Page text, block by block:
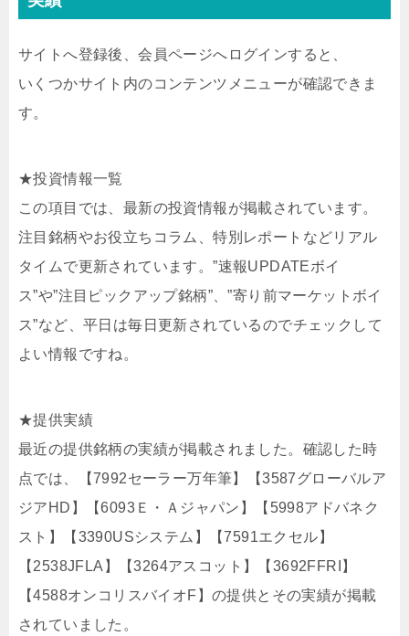
サイトへ登録後、会員ページへログインすると、
いくつかサイト内のコンテンツメニューが確認できま
す。
★投資情報一覧
この項目では、最新の投資情報が掲載されています。
注目銘柄やお役立ちコラム、特別レポートなどリアル
タイムで更新されています。”速報UPDATEボイ
ス”や”注目ピックアップ銘柄”、”寄り前マーケットボイ
ス”など、平日は毎日更新されているのでチェックして
よい情報ですね。
★提供実績
最近の提供銘柄の実績が掲載されました。確認した時
点では、【7992セーラー万年筆】【3587グローバルア
ジアHD】【6093Ｅ・Ａジャパン】【5998アドバネク
スト】【3390USシステム】【7591エクセル】
【2538JFLA】【3264アスコット】【3692FFRI】
【4588オンコリスバイオF】の提供とその実績が掲載
されていました。